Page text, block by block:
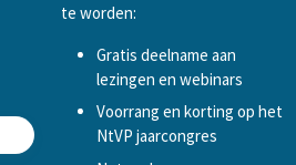
te worden:
Gratis deelname aan
lezingen en webinars
Voorrang en korting op het
NtVP jaarcongres